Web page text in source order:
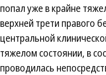
попал уже в крайне
верхней трети правого
центральной
тяжелом состоянии, в
проводилась